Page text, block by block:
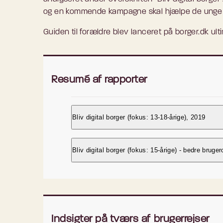
og en kommende kampagne skal hjælpe de unge
Guiden til forældre blev lanceret på borger.dk
Resumé af rapporter
Bliv digital borger (fokus: 13-18-årige), 2019
December 2019
oplever i dag, for at finde udfordringer
Bliv digital borger (fokus: 15-årige) - bedre
Resumé
Indsigter på tværs af brugerrejser